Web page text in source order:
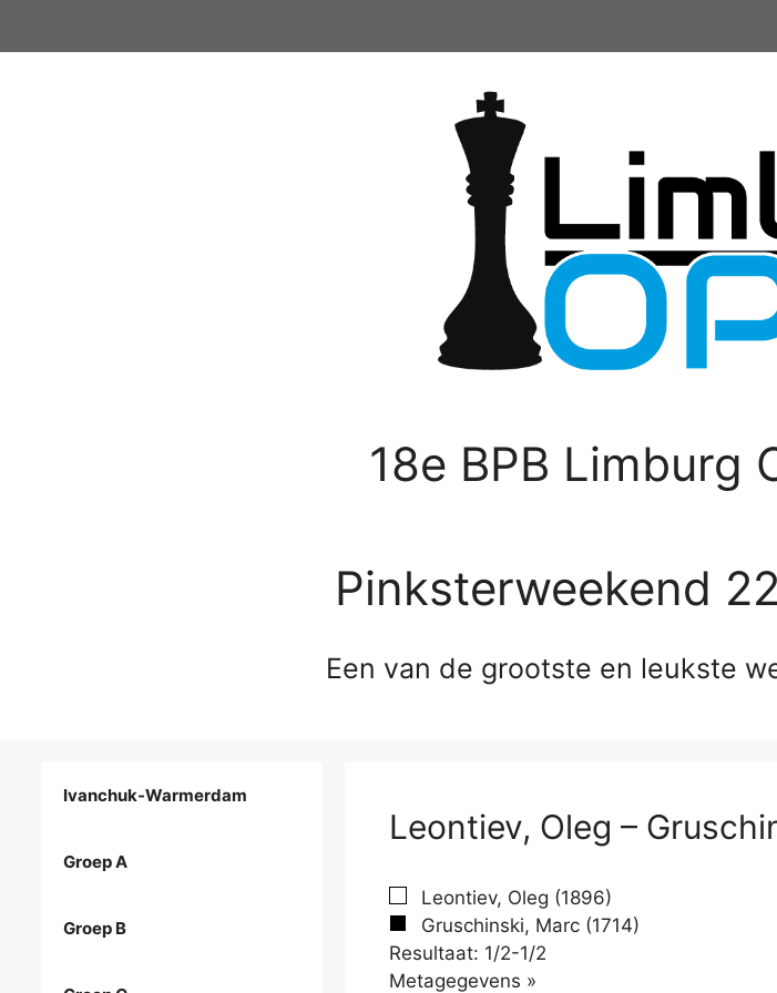
18e BPB Limburg
Pinksterweekend
Een van de grootste en leukste
Leontiev, Oleg –
Leontiev, Oleg (1896)
Gruschinski, Marc (1714)
Resultaat: 1/2-1/2
Metagegevens »
Ivanchuk-Warmerdam
Groep A
Groep B